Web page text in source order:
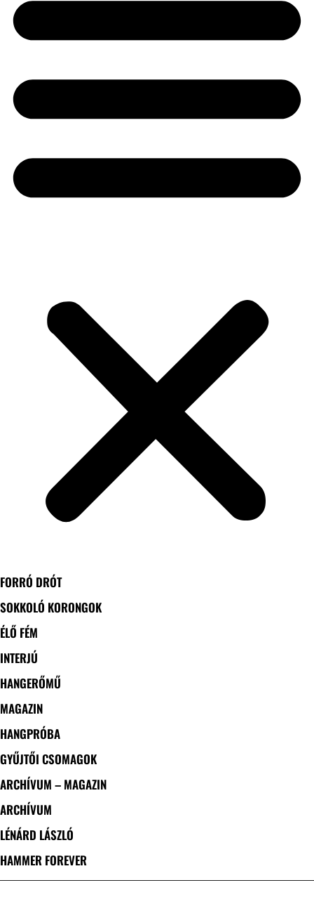
FORRÓ DRÓT
SOKKOLÓ KORONGOK
ÉLŐ FÉM
INTERJÚ
HANGERŐMŰ
MAGAZIN
HANGPRÓBA
GYŰJTŐI CSOMAGOK
ARCHÍVUM – MAGAZIN
ARCHÍVUM
LÉNÁRD LÁSZLÓ
HAMMER FOREVER